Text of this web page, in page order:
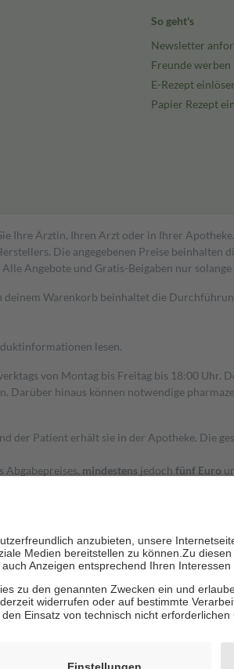
So geht's
Newsletter
Freunde werben
E-Rezept
Papier Rezept
Ihre Ärztin, Ihren Arzt oder in Ihrer
Die angegebenen Preise beinhalten
Angebote und Gratis-Beigaben nur
Warenkorb beinhaltet die
lesen.
von Montag bis Freitag bis 18:00 Uhr.
Darüber hinaus können notwendige
der Patient erhält sie in der Apotheke. Die
Abgabepreises, mindestens jedoch fünf Euro
und die besondere Stellung der Familie zu
der Fahrkosten
werden